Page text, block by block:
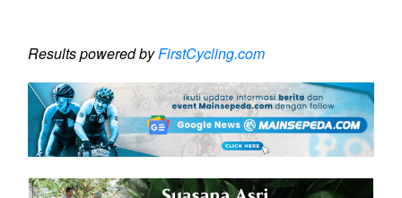
Results powered byFirstCycling.com